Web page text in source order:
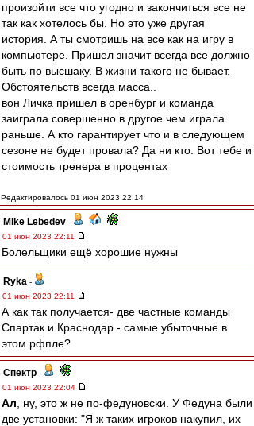
произойти все что угодно и закончиться все не
так как хотелось бы. Но это уже другая
история. А ты смотришь на все как на игру в
компьютере. Пришел значит всегда все должно
быть по высшаку. В жизни такого не бывает.
Обстоятельств всегда масса..
вон Личка пришел в оренбург и команда
заиграла совершенно в другое чем играла
раньше. А кто гарантирует что и в следующем
сезоне не будет провала? Да ни кто. Вот тебе и
стоимость тренера в процентах
Редактировалось 01 июн 2023 22:14
Mike Lebedev -
01 июн 2023 22:11
Болельщики ещё хорошие нужны
Ryka -
01 июн 2023 22:11
А как так получается- две частные команды
Спартак и Краснодар - самые убыточные в
этом рфпле?
Спектр -
01 июн 2023 22:04
Ал , ну, это ж не по-федуновски. У Федуна были
две установки: "Я ж таких игроков накупил, их